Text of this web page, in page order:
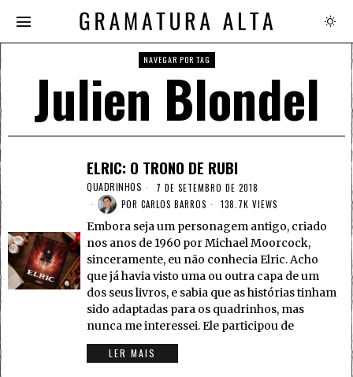
NAVEGAR POR TAG
Julien Blondel
ELRIC: O TRONO DE RUBI
QUADRINHOS
7 DE SETEMBRO DE 2018
POR CARLOS BARROS 138.7K VIEWS
Embora seja um personagem antigo, criado
nos anos de 1960 por Michael Moorcock,
sinceramente, eu não conhecia Elric. Acho
que já havia visto uma ou outra capa de um
dos seus livros, e sabia que as histórias tinham
sido adaptadas para os quadrinhos, mas
nunca me interessei. Ele participou de
LER MAIS